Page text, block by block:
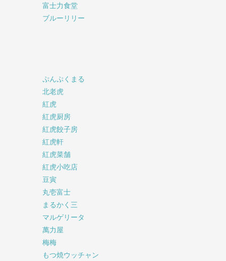
富士力食堂
ブルーリリー
ぷんぷくまる
北老虎
紅虎
紅虎厨房
紅虎餃子房
紅虎軒
紅虎菜舗
紅虎小吃店
豆寅
丸壱富士
まるかく三
マルゲリータ
萬力屋
梅梅
もつ焼ウッチャン